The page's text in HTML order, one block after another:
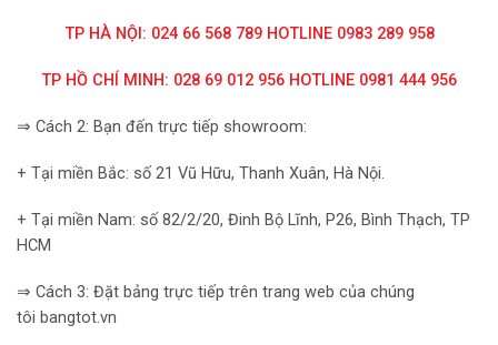
TP HÀ NỘI: 024 66 568 789 HOTLINE 0983 289 958
TP HỒ CHÍ MINH: 028 69 012 956 HOTLINE 0981 444 956
⇒ Cách 2: Bạn đến trực tiếp showroom:
+ Tại miền Bắc: số 21 Vũ Hữu, Thanh Xuân, Hà Nội.
+ Tại miền Nam: số 82/2/20, Đinh Bộ Lĩnh, P26, Bình Thạch, TP
HCM
⇒ Cách 3: Đặt bảng trực tiếp trên trang web của chúng
tôi bangtot.vn